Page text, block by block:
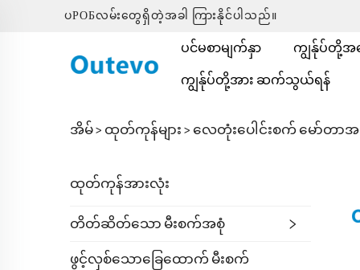
ပРОБလမ်းတွေရှိတဲ့အခါ ကြားနိုင်ပါသည်။
ပင်မစာမျက်နှာ ကျွန်ုပ်တို့အ
ကျွန်ုပ်တို့အား ဆက်သွယ်ရန်
အိမ် > ထုတ်ကုန်များ > လေတုံးပေါင်းစက် မော်တာ
ထုတ်ကုန်အားလုံး
တိတ်ဆိတ်သော မီးစက်အစုံ
ဖွင့်လှစ်သောခြေထောက် မီးစက်